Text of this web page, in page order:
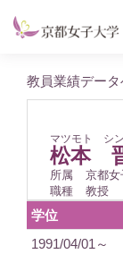
教員業績デー
マツモト シ
松本
所属
京都
職種
教授
学位
1991/04/01～